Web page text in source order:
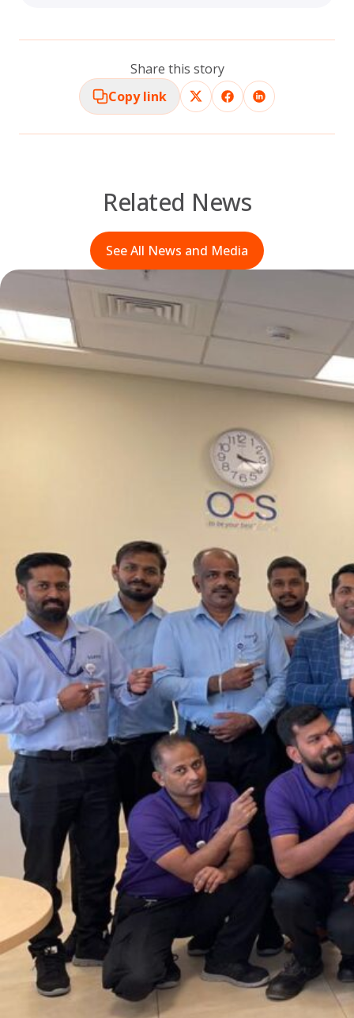
Share this story
Copy link
Related News
See All News and Media